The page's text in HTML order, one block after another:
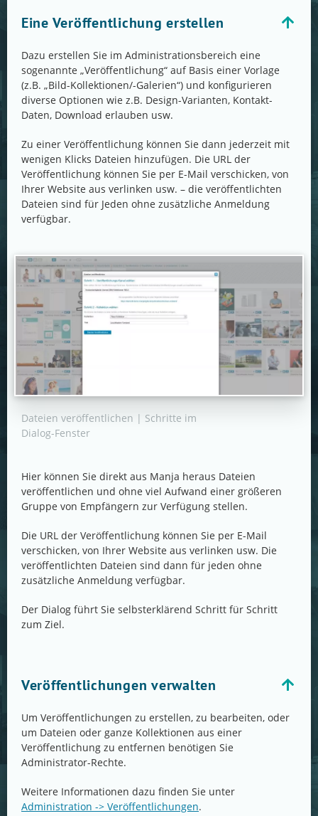
Eine Veröffentlichung erstellen
Dazu erstellen Sie im Administrationsbereich eine
sogenannte „Veröffentlichung“ auf Basis einer Vorlage
(z.B. „Bild-Kollektionen/-Galerien“) und konfigurieren
diverse Optionen wie z.B. Design-Varianten, Kontakt-
Daten, Download erlauben usw.
Zu einer Veröffentlichung können Sie dann jederzeit mit
wenigen Klicks Dateien hinzufügen. Die URL der
Veröffentlichung können Sie per E-Mail verschicken, von
Ihrer Website aus verlinken usw. – die veröffentlichten
Dateien sind für Jeden ohne zusätzliche Anmeldung
verfügbar.
Dateien veröffentlichen | Schritte im
Dialog-Fenster
Hier können Sie direkt aus Manja heraus Dateien
veröffentlichen und ohne viel Aufwand einer größeren
Gruppe von Empfängern zur Verfügung stellen.
Die URL der Veröffentlichung können Sie per E-Mail
verschicken, von Ihrer Website aus verlinken usw. Die
veröffentlichten Dateien sind dann für jeden ohne
zusätzliche Anmeldung verfügbar.
Der Dialog führt Sie selbsterklärend Schritt für Schritt
zum Ziel.
Veröffentlichungen verwalten
Um Veröffentlichungen zu erstellen, zu bearbeiten, oder
um Dateien oder ganze Kollektionen aus einer
Veröffentlichung zu entfernen benötigen Sie
Administrator-Rechte.
Weitere Informationen dazu finden Sie unter
Administration -> Veröffentlichungen.